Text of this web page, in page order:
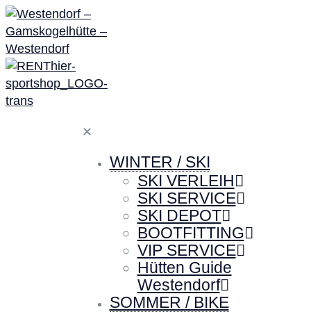
✕
WINTER / SKI
SKI VERLEIH
SKI SERVICE
SKI DEPOT
BOOTFITTING
VIP SERVICE
Hütten Guide
Westendorf
SOMMER / BIKE